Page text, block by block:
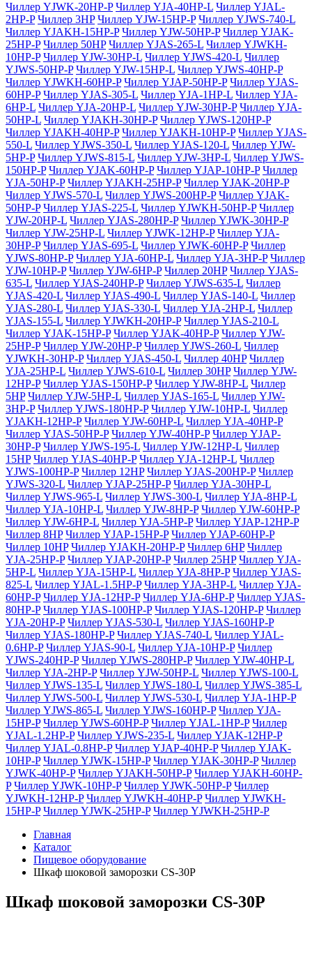
Чиллер YJWK-20HP-P Чиллер YJA-40HP-L Чиллер YJAL-
2HP-P Чиллер 3HP Чиллер YJW-15HP-P Чиллер YJWS-740-L
Чиллер YJAKH-15HP-P Чиллер YJW-50HP-P Чиллер YJAK-
25HP-P Чиллер 50HP Чиллер YJAS-265-L Чиллер YJWKH-
10HP-P Чиллер YJW-30HP-L Чиллер YJWS-420-L Чиллер
YJWS-50HP-P Чиллер YJW-15HP-L Чиллер YJWS-40HP-P
Чиллер YJWKH-60HP-P Чиллер YJAP-50HP-P Чиллер YJAS-
60HP-P Чиллер YJAS-305-L Чиллер YJA-1HP-L Чиллер YJA-
6HP-L Чиллер YJA-20HP-L Чиллер YJW-30HP-P Чиллер YJA-
50HP-L Чиллер YJAKH-30HP-P Чиллер YJWS-120HP-P
Чиллер YJAKH-40HP-P Чиллер YJAKH-10HP-P Чиллер YJAS-
550-L Чиллер YJWS-350-L Чиллер YJAS-120-L Чиллер YJW-
5HP-P Чиллер YJWS-815-L Чиллер YJW-3HP-L Чиллер YJWS-
150HP-P Чиллер YJAK-60HP-P Чиллер YJAP-10HP-P Чиллер
YJA-50HP-P Чиллер YJAKH-25HP-P Чиллер YJAK-20HP-P
Чиллер YJWS-570-L Чиллер YJWS-200HP-P Чиллер YJAK-
50HP-P Чиллер YJAS-225-L Чиллер YJWKH-50HP-P Чиллер
YJW-20HP-L Чиллер YJAS-280HP-P Чиллер YJWK-30HP-P
Чиллер YJW-25HP-L Чиллер YJWK-12HP-P Чиллер YJA-
30HP-P Чиллер YJAS-695-L Чиллер YJWK-60HP-P Чиллер
YJWS-80HP-P Чиллер YJA-60HP-L Чиллер YJA-3HP-P Чиллер
YJW-10HP-P Чиллер YJW-6HP-P Чиллер 20HP Чиллер YJAS-
635-L Чиллер YJAS-240HP-P Чиллер YJWS-635-L Чиллер
YJAS-420-L Чиллер YJAS-490-L Чиллер YJAS-140-L Чиллер
YJAS-280-L Чиллер YJAS-330-L Чиллер YJA-2HP-L Чиллер
YJAS-155-L Чиллер YJWKH-20HP-P Чиллер YJAS-210-L
Чиллер YJAK-15HP-P Чиллер YJAK-40HP-P Чиллер YJW-
25HP-P Чиллер YJW-20HP-P Чиллер YJWS-260-L Чиллер
YJWKH-30HP-P Чиллер YJAS-450-L Чиллер 40HP Чиллер
YJA-25HP-L Чиллер YJWS-610-L Чиллер 30HP Чиллер YJW-
12HP-P Чиллер YJAS-150HP-P Чиллер YJW-8HP-L Чиллер
5HP Чиллер YJW-5HP-L Чиллер YJAS-165-L Чиллер YJW-
3HP-P Чиллер YJWS-180HP-P Чиллер YJW-10HP-L Чиллер
YJAKH-12HP-P Чиллер YJW-60HP-L Чиллер YJA-40HP-P
Чиллер YJAS-50HP-P Чиллер YJW-40HP-P Чиллер YJAP-
30HP-P Чиллер YJWS-195-L Чиллер YJW-12HP-L Чиллер
15HP Чиллер YJAS-40HP-P Чиллер YJA-12HP-L Чиллер
YJWS-100HP-P Чиллер 12HP Чиллер YJAS-200HP-P Чиллер
YJWS-320-L Чиллер YJAP-25HP-P Чиллер YJA-30HP-L
Чиллер YJWS-965-L Чиллер YJWS-300-L Чиллер YJA-8HP-L
Чиллер YJA-10HP-L Чиллер YJW-8HP-P Чиллер YJW-60HP-P
Чиллер YJW-6HP-L Чиллер YJA-5HP-P Чиллер YJAP-12HP-P
Чиллер 8HP Чиллер YJAP-15HP-P Чиллер YJAP-60HP-P
Чиллер 10HP Чиллер YJAKH-20HP-P Чиллер 6HP Чиллер
YJA-25HP-P Чиллер YJAP-20HP-P Чиллер 25HP Чиллер YJA-
5HP-L Чиллер YJA-15HP-L Чиллер YJA-8HP-P Чиллер YJAS-
825-L Чиллер YJAL-1.5HP-P Чиллер YJA-3HP-L Чиллер YJA-
60HP-P Чиллер YJA-12HP-P Чиллер YJA-6HP-P Чиллер YJAS-
80HP-P Чиллер YJAS-100HP-P Чиллер YJAS-120HP-P Чиллер
YJA-20HP-P Чиллер YJAS-530-L Чиллер YJAS-160HP-P
Чиллер YJAS-180HP-P Чиллер YJAS-740-L Чиллер YJAL-
0.6HP-P Чиллер YJAS-90-L Чиллер YJA-10HP-P Чиллер
YJWS-240HP-P Чиллер YJWS-280HP-P Чиллер YJW-40HP-L
Чиллер YJA-2HP-P Чиллер YJW-50HP-L Чиллер YJWS-100-L
Чиллер YJWS-135-L Чиллер YJWS-180-L Чиллер YJWS-385-L
Чиллер YJWS-500-L Чиллер YJWS-530-L Чиллер YJA-1HP-P
Чиллер YJWS-865-L Чиллер YJWS-160HP-P Чиллер YJA-
15HP-P Чиллер YJWS-60HP-P Чиллер YJAL-1HP-P Чиллер
YJAL-1.2HP-P Чиллер YJWS-235-L Чиллер YJAK-12HP-P
Чиллер YJAL-0.8HP-P Чиллер YJAP-40HP-P Чиллер YJAK-
10HP-P Чиллер YJWK-15HP-P Чиллер YJAK-30HP-P Чиллер
YJWK-40HP-P Чиллер YJAKH-50HP-P Чиллер YJAKH-60HP-
P Чиллер YJWK-10HP-P Чиллер YJWK-50HP-P Чиллер
YJWKH-12HP-P Чиллер YJWKH-40HP-P Чиллер YJWKH-
15HP-P Чиллер YJWK-25HP-P Чиллер YJWKH-25HP-P
Главная
Каталог
Пищевое оборудование
Шкаф шоковой заморозки CS-30P
Шкаф шоковой заморозки CS-30P